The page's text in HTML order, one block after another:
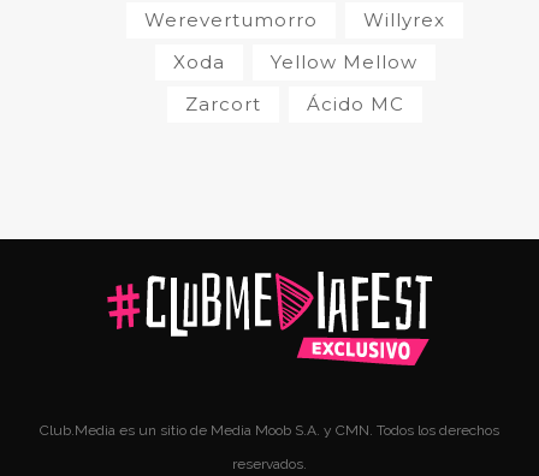
Werevertumorro
Willyrex
Xoda
Yellow Mellow
Zarcort
Ácido MC
Club.Media es un sitio de Media Moob S.A. y CMN. Todos los derechos
reservados.